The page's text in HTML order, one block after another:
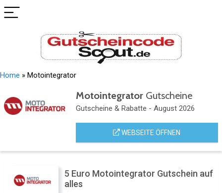
Home » Motointegrator
MotointegratorGutscheine
Gutscheine & Rabatte - August 2026
WEBSEITE ÖFFNEN
5 Euro Motointegrator Gutschein auf
alles